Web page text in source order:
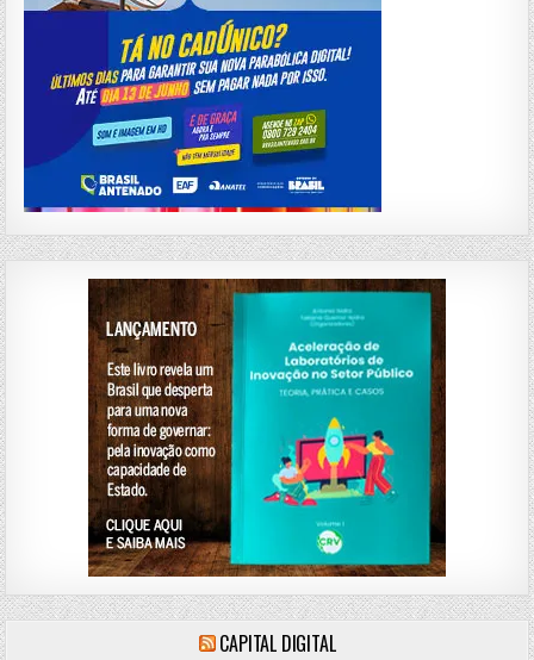
CAPITAL DIGITAL